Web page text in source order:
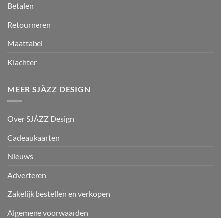
Betalen
Retourneren
Maattabel
Klachten
MEER SJÀZZ DESIGN
Over SJÀZZ Design
Cadeaukaarten
Nieuws
Adverteren
Zakelijk bestellen en verkopen
Algemene voorwaarden